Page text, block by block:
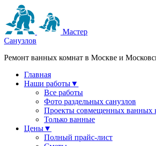
Мастер
Санузлов
Ремонт ванных комнат в Москве и
Главная
Наши работы▼
Все работы
Фото раздельных санузлов
Проекты совмещенных ванных
Только ванные
Цены▼
Полный прайс-лист